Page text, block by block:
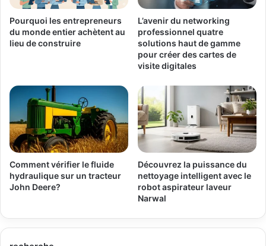
Pourquoi les entrepreneurs
du monde entier achètent au
lieu de construire
L’avenir du networking
professionnel quatre
solutions haut de gamme
pour créer des cartes de
visite digitales
Comment vérifier le fluide
hydraulique sur un tracteur
John Deere?
Découvrez la puissance du
nettoyage intelligent avec le
robot aspirateur laveur
Narwal